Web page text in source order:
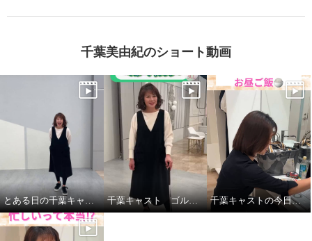
千葉美由紀のショート動画
とある日の千葉キャストの私服紹介 千葉キャスト ゴルフに挑戦！ 千葉キャストの今日の昼ごはん